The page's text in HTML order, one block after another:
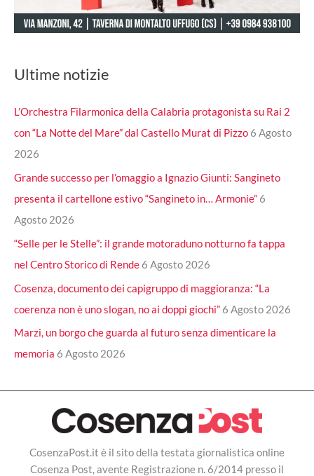
Ultime notizie
L’Orchestra Filarmonica della Calabria protagonista su Rai 2
con “La Notte del Mare” dal Castello Murat di Pizzo 6 Agosto
2026
Grande successo per l’omaggio a Ignazio Giunti: Sangineto
presenta il cartellone estivo “Sangineto in… Armonie” 6
Agosto 2026
“Selle per le Stelle”: il grande motoraduno notturno fa tappa
nel Centro Storico di Rende 6 Agosto 2026
Cosenza, documento dei capigruppo di maggioranza: “La
coerenza non è uno slogan, no ai doppi giochi” 6 Agosto 2026
Marzi, un borgo che guarda al futuro senza dimenticare la
memoria 6 Agosto 2026
CosenzaPost.it è il sito della testata giornalistica online
Cosenza Post, avente Registrazione n. 6/2014 presso il